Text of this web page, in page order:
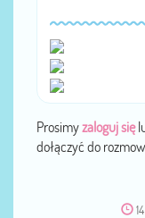
Prosimyzaloguj się
dołączyć do